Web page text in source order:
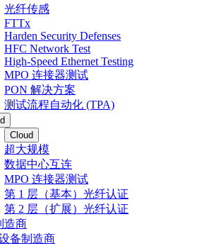
光纤传感
FTTx
Harden Security Defenses
HFC Network Test
High-Speed Ethernet Testing
MPO 连接器测试
PON 解决方案
测试流程自动化 (TPA)
Cloud
超大规模
数据中心互连
MPO 连接器测试
第 1 层（基本）光纤认证
第 2 层（扩展）光纤认证
造商
备制造商